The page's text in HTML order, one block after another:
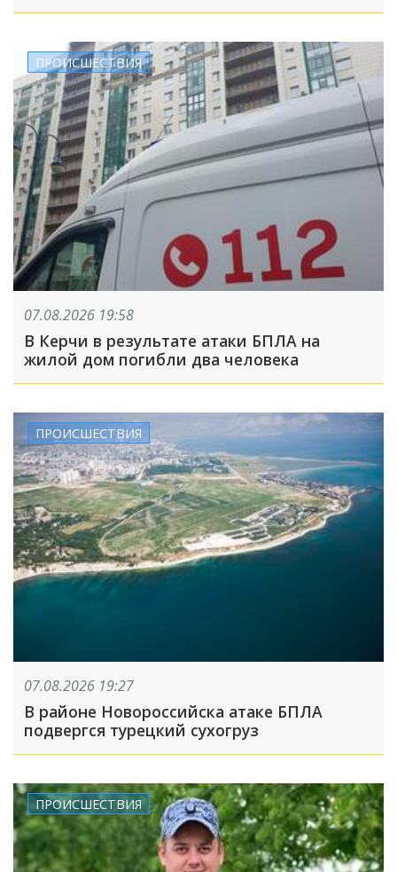
ПРОИСШЕСТВИЯ
07.08.2026 19:58
В Керчи в результате атаки БПЛА на
жилой дом погибли два человека
ПРОИСШЕСТВИЯ
07.08.2026 19:27
В районе Новороссийска атаке БПЛА
подвергся турецкий сухогруз
ПРОИСШЕСТВИЯ